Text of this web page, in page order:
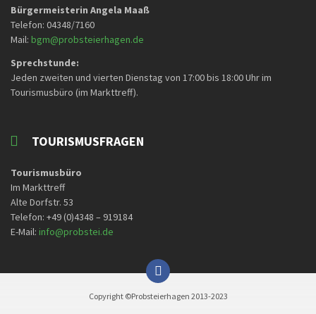
Bürgermeisterin Angela Maaß
Telefon: 04348/7160
Mail: bgm@probsteierhagen.de
Sprechstunde:
Jeden zweiten und vierten Dienstag von 17:00 bis 18:00 Uhr im
Tourismusbüro (im Markttreff).
TOURISMUSFRAGEN
Tourismusbüro
Im Markttreff
Alte Dorfstr. 53
Telefon: +49 (0)4348 – 919184
E-Mail: info@probstei.de
Copyright ©Probsteierhagen 2013-2023